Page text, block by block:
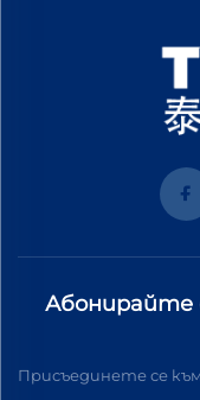
Абонирайте
Присъединете се